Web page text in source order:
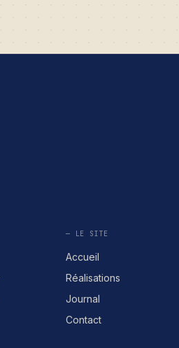
— LE SITE
Accueil
Réalisations
Journal
Contact